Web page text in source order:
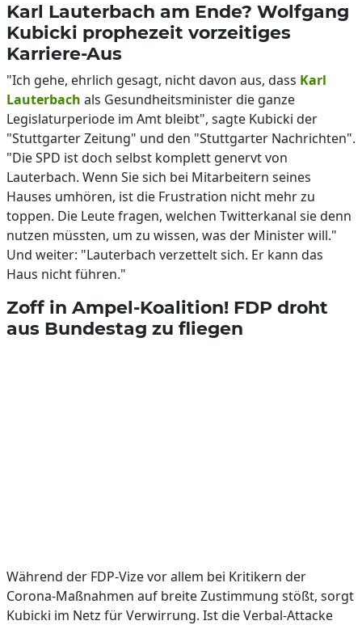
Karl Lauterbach am Ende? Wolfgang
Kubicki prophezeit vorzeitiges
Karriere-Aus
"Ich gehe, ehrlich gesagt, nicht davon aus, dass Karl
Lauterbach als Gesundheitsminister die ganze
Legislaturperiode im Amt bleibt", sagte Kubicki der
"Stuttgarter Zeitung" und den "Stuttgarter Nachrichten".
"Die SPD ist doch selbst komplett genervt von
Lauterbach. Wenn Sie sich bei Mitarbeitern seines
Hauses umhören, ist die Frustration nicht mehr zu
toppen. Die Leute fragen, welchen Twitterkanal sie denn
nutzen müssten, um zu wissen, was der Minister will."
Und weiter: "Lauterbach verzettelt sich. Er kann das
Haus nicht führen."
Zoff in Ampel-Koalition! FDP droht
aus Bundestag zu fliegen
Während der FDP-Vize vor allem bei Kritikern der
Corona-Maßnahmen auf breite Zustimmung stößt, sorgt
Kubicki im Netz für Verwirrung. Ist die Verbal-Attacke